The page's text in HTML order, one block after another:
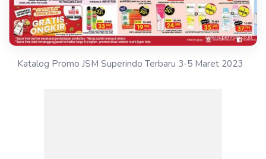
Katalog Promo JSM Superindo Terbaru 3-5 Maret 2023